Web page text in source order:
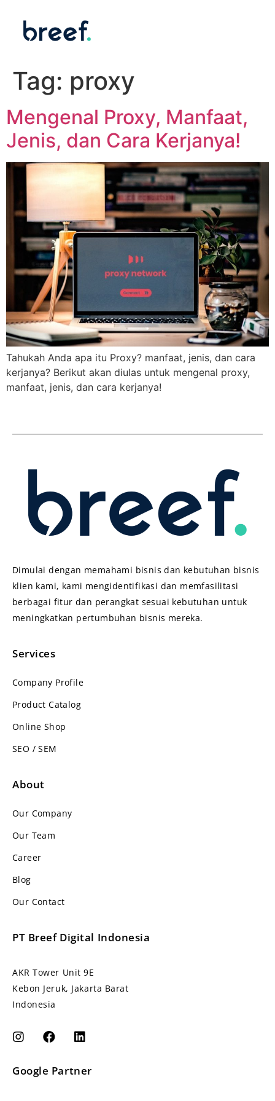
Tag: proxy
Mengenal Proxy, Manfaat,
Jenis, dan Cara Kerjanya!
Tahukah Anda apa itu Proxy? manfaat, jenis, dan cara
kerjanya? Berikut akan diulas untuk mengenal proxy,
manfaat, jenis, dan cara kerjanya!
Dimulai dengan memahami bisnis dan kebutuhan bisnis
klien kami, kami mengidentifikasi dan memfasilitasi
berbagai fitur dan perangkat sesuai kebutuhan untuk
meningkatkan pertumbuhan bisnis mereka.
Services
Company Profile
Product Catalog
Online Shop
SEO / SEM
About
Our Company
Our Team
Career
Blog
Our Contact
PT Breef Digital Indonesia
AKR Tower Unit 9E
Kebon Jeruk, Jakarta Barat
Indonesia
Google Partner